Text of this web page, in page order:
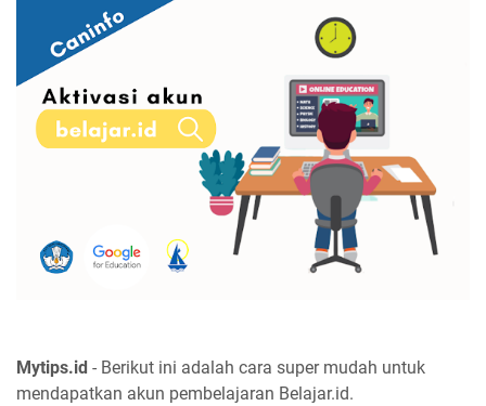
Mytips.id - Berikut ini adalah cara super mudah untuk
mendapatkan akun pembelajaran Belajar.id.